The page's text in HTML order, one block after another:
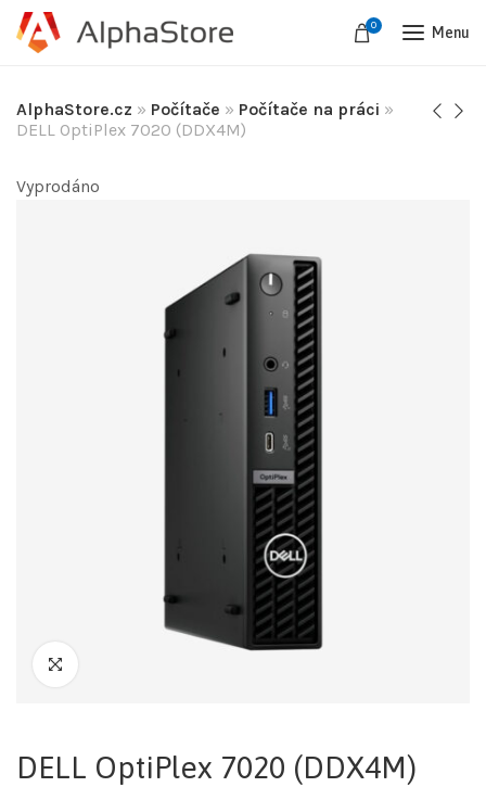
0 Menu
AlphaStore.cz » Počítače » Počítače na práci »
DELL OptiPlex 7020 (DDX4M)
Vyprodáno
DELL OptiPlex 7020 (DDX4M)